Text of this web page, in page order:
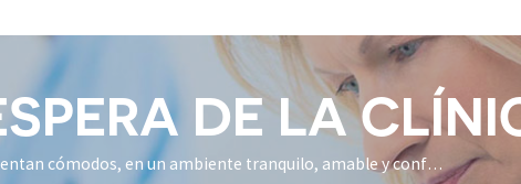
DE LA
Trabajamos para que los pacientes se sientan cómodos, en un ambiente tranquilo, amable y confortable